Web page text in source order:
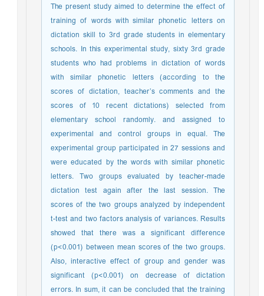
The present study aimed to determine the effect of
training of words with similar phonetic letters on
dictation skill to 3rd grade students in elementary
schools. In this experimental study, sixty 3rd grade
students who had problems in dictation of words
with similar phonetic letters (according to the
scores of dictation, teacher’s comments and the
scores of 10 recent dictations) selected from
elementary school randomly. and assigned to
experimental and control groups in equal. The
experimental group participated in 27 sessions and
were educated by the words with similar phonetic
letters. Two groups evaluated by teacher-made
dictation test again after the last session. The
scores of the two groups analyzed by independent
t-test and two factors analysis of variances. Results
showed that there was a significant difference
(p<0.001) between mean scores of the two groups.
Also, interactive effect of group and gender was
significant (p<0.001) on decrease of dictation
errors. In sum, it can be concluded that the training